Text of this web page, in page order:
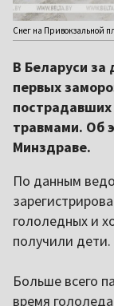
Снег на Привокзальной
В Беларуси за
первых
травмами. Об
Минздраве.
По данным
гололедных и
получили дети.
Больше всего
время